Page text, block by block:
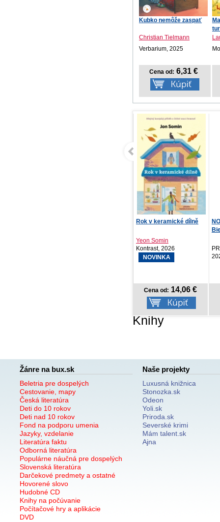
Kubko nemôže zaspať
Christian Tielmann
Verbarium, 2025
Cena od: 6,31 €
NOTIQUE Denný diár
PRESCOGROUP SK,
2026
Cena od: 7,47 €
Knihy
Žánre na bux.sk
Beletria pre dospelých
Cestovanie, mapy
Česká literatúra
Deti do 10 rokov
Deti nad 10 rokov
Fond na podporu umenia
Jazyky, vzdelanie
Literatúra faktu
Odborná literatúra
Populárne náučná pre dospelých
Slovenská literatúra
Darčekové predmety a ostatné
Hovorené slovo
Hudobné CD
Knihy na počúvanie
Počítačové hry a aplikácie
DVD
Naše projekty
Luxusná knižnica
Stonozka.sk
Odeon
Yoli.sk
Priroda.sk
Severské krimi
Mám talent.sk
Ajna